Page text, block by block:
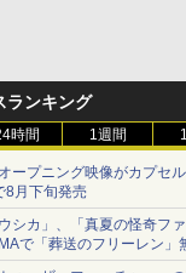
ランキング
時間 1週間
ープニング映像がカプセ
8月下旬発売
シカ」、「真夏の怪奇フ
で「葬送のフリーレン」
番・配信情報